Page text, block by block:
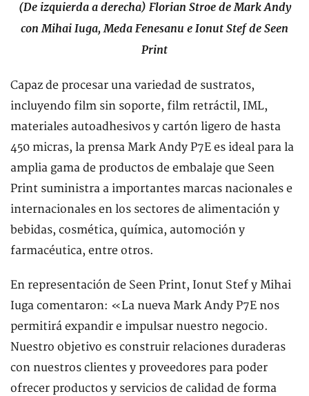
(De izquierda a derecha) Florian Stroe de Mark Andy
con Mihai Iuga, Meda Fenesanu e Ionut Stef de Seen
Print
Capaz de procesar una variedad de sustratos,
incluyendo film sin soporte, film retráctil, IML,
materiales autoadhesivos y cartón ligero de hasta
450 micras, la prensa Mark Andy P7E es ideal para la
amplia gama de productos de embalaje que Seen
Print suministra a importantes marcas nacionales e
internacionales en los sectores de alimentación y
bebidas, cosmética, química, automoción y
farmacéutica, entre otros.
En representación de Seen Print, Ionut Stef y Mihai
Iuga comentaron: «La nueva Mark Andy P7E nos
permitirá expandir e impulsar nuestro negocio.
Nuestro objetivo es construir relaciones duraderas
con nuestros clientes y proveedores para poder
ofrecer productos y servicios de calidad de forma